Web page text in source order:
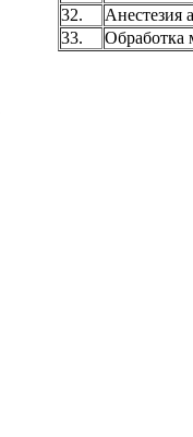
32.
Анестезия
33.
Обработка